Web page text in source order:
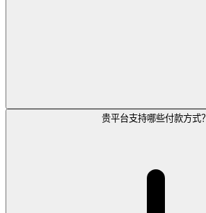
贵平台支持哪些付款方式？